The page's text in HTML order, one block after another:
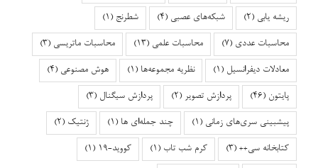
ریشه یابی (2) شبکه‌های عصبی (4) شطرنج (1)
محاسبات عددی (7) محاسبات علمی (13) محاسبات ماتریسی (3)
معادلات دیفرانسیل (1) نظریه مجموعه‌ها (1) هوش مصنوعی (4)
پایتون (46) پردازش تصویر (2) پردازش سیگنال (3)
پیشبینی سری‌های زمانی (1) چند جمله‌ای ها (1) ژنتیک (2)
کتابخانه سی++ (3) کرم شب تاب (1) کووید-۱۹ (1)